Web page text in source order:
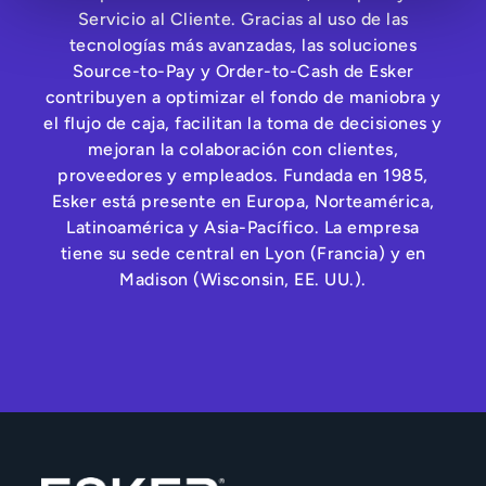
Servicio al Cliente. Gracias al uso de las
tecnologías más avanzadas, las soluciones
Source-to-Pay y Order-to-Cash de Esker
contribuyen a optimizar el fondo de maniobra y
el flujo de caja, facilitan la toma de decisiones y
mejoran la colaboración con clientes,
proveedores y empleados. Fundada en 1985,
Esker está presente en Europa, Norteamérica,
Latinoamérica y Asia-Pacífico. La empresa
tiene su sede central en Lyon (Francia) y en
Madison (Wisconsin, EE. UU.).